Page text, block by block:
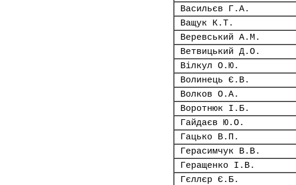
Васильєв Г.А.
Ващук К.Т.
Веревський А.М.
Ветвицький Д.О.
Вілкул О.Ю.
Волинець Є.В.
Волков О.А.
Воротнюк І.Б.
Гайдаєв Ю.О.
Гацько В.П.
Герасимчук В.В.
Геращенко І.В.
Гєллєр Є.Б.